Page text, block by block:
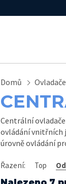
Domů
Centrální
ovládání vnitřních
úrovně ovládání
Řazení: Top